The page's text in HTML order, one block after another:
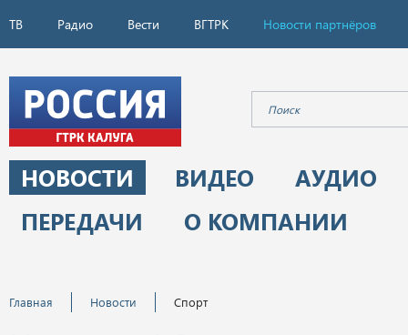
ТВ Радио Вести ВГТРК Новости партнёров
НОВОСТИ ВИДЕО
АУДИО
ПЕРЕДАЧИ
О КОМПАНИИ
Главная Новости Спорт